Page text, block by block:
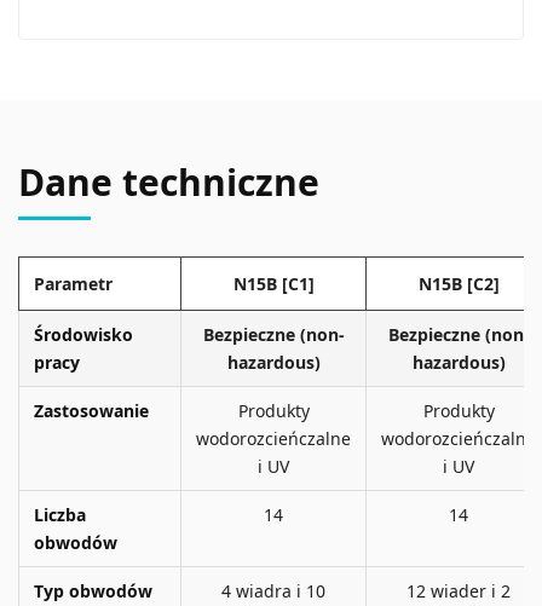
Dane techniczne
Parametr N15B [C1] N15B [C2]
Środowisko
pracy
Bezpieczne (non-
hazardous)
Bezpieczne (non-
hazardous)
Zastosowanie
Produkty
wodorozcieńczalne
i UV
Produkty
wodorozcieńczalne
i UV
Liczba
obwodów
14 14
Typ obwodów
4 wiadra i 10
12 wiader i 2